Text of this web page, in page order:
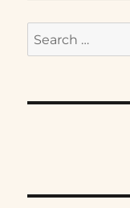
Search
for: